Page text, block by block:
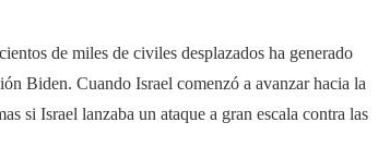
de miles de civiles desplazados ha generado
Biden. Cuando Israel comenzó a avanzar hacia la
si Israel lanzaba un ataque a gran escala contra las